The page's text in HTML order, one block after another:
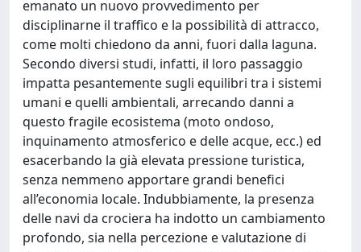
emanato un nuovo provvedimento per
disciplinarne il traffico e la possibilità di attracco,
come molti chiedono da anni, fuori dalla laguna.
Secondo diversi studi, infatti, il loro passaggio
impatta pesantemente sugli equilibri tra i sistemi
umani e quelli ambientali, arrecando danni a
questo fragile ecosistema (moto ondoso,
inquinamento atmosferico e delle acque, ecc.) ed
esacerbando la già elevata pressione turistica,
senza nemmeno apportare grandi benefici
all’economia locale. Indubbiamente, la presenza
delle navi da crociera ha indotto un cambiamento
profondo, sia nella percezione e valutazione di